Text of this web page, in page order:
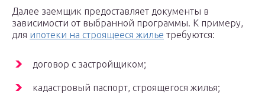
Далее заемщик предоставляет документы в
зависимости от выбранной программы. К примеру,
для ипотеки на строящееся жилье требуются:
договор с застройщиком;
кадастровый паспорт, строящегося жилья;